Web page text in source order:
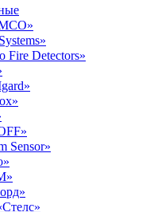
Fire Detectors»
Sensor»